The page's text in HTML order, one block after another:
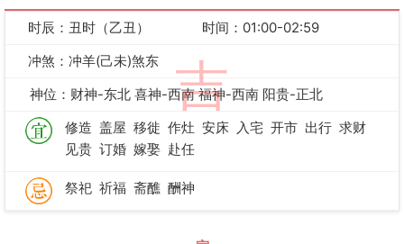
吉
时辰：丑时（乙丑）
时间：01:00-02:59
冲煞：冲羊(己未)煞东
神位：财神-东北 喜神-西南 福神-西南 阳贵-正北
修造 盖屋 移徙 作灶 安床 入宅 开市 出行 求财
见贵 订婚 嫁娶 赴任
祭祀 祈福 斋醮 酬神